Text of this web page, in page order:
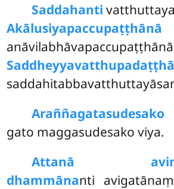
Saddahanti
Akālusiyapaccupaṭṭhānā
gato maggasudesako viya.
Attanā
dhammānanti